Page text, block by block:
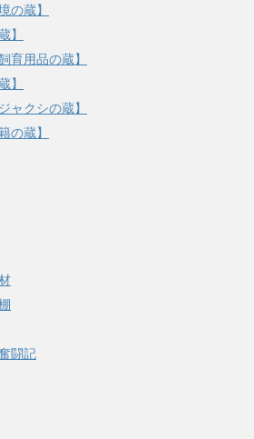
の蔵】
】
育用品の蔵】
】
ャクシの蔵】
の蔵】
闘記